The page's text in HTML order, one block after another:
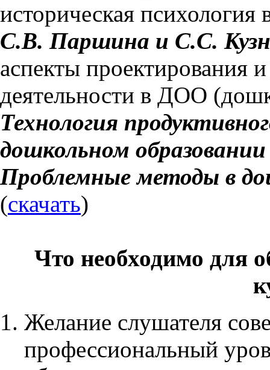
историческая психология
С.В. Паршина и С.С.
аспекты проектирования
деятельности в ДОО
Технология
дошкольном образовании
Проблемные методы в
(скачать)
Что необходимо для
Желание слушателя
профессиональный